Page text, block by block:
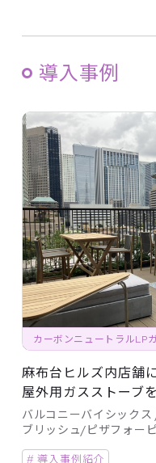
導入事例
カーボンニュートラルLP
麻布台ヒルズ内店舗
屋外用ガスストーブ
バルコニーバイシック
ブリッシュ/ピザフォー
# 導入事例紹介